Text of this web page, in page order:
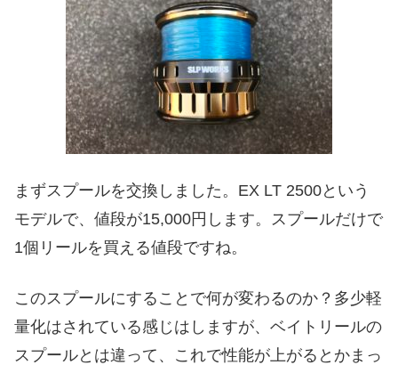
まずスプールを交換しました。EX LT 2500という
モデルで、値段が15,000円します。スプールだけで
1個リールを買える値段ですね。
このスプールにすることで何が変わるのか？多少軽
量化はされている感じはしますが、ベイトリールの
スプールとは違って、これで性能が上がるとかまっ